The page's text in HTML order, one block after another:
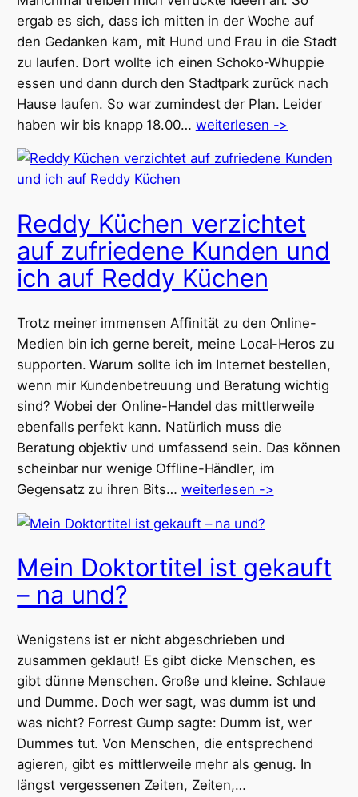
ergab es sich, dass ich mitten in der Woche auf
den Gedanken kam, mit Hund und Frau in die Stadt
zu laufen. Dort wollte ich einen Schoko-Whuppie
essen und dann durch den Stadtpark zurück nach
Hause laufen. So war zumindest der Plan. Leider
haben wir bis knapp 18.00… weiterlesen ->
Reddy Küchen verzichtet
auf zufriedene Kunden und
ich auf Reddy Küchen
Trotz meiner immensen Affinität zu den Online-
Medien bin ich gerne bereit, meine Local-Heros zu
supporten. Warum sollte ich im Internet bestellen,
wenn mir Kundenbetreuung und Beratung wichtig
sind? Wobei der Online-Handel das mittlerweile
ebenfalls perfekt kann. Natürlich muss die
Beratung objektiv und umfassend sein. Das können
scheinbar nur wenige Offline-Händler, im
Gegensatz zu ihren Bits… weiterlesen ->
Mein Doktortitel ist gekauft
– na und?
Wenigstens ist er nicht abgeschrieben und
zusammen geklaut! Es gibt dicke Menschen, es
gibt dünne Menschen. Große und kleine. Schlaue
und Dumme. Doch wer sagt, was dumm ist und
was nicht? Forrest Gump sagte: Dumm ist, wer
Dummes tut. Von Menschen, die entsprechend
agieren, gibt es mittlerweile mehr als genug. In
längst vergessenen Zeiten, Zeiten,…